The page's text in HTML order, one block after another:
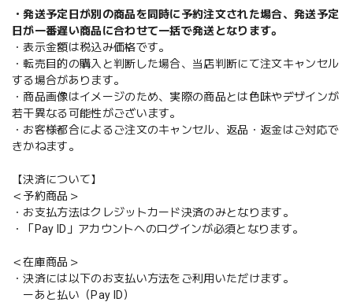
・発送予定日が別の商品を同時に予約注文された場合、発送予定
日が一番遅い商品に合わせて一括で発送となります。
・表示金額は税込み価格です。
・転売目的の購入と判断した場合、当店判断にて注文キャンセル
する場合があります。
・商品画像はイメージのため、実際の商品とは色味やデザインが
若干異なる可能性がございます。
・お客様都合によるご注文のキャンセル、返品・返金はご対応で
きかねます。
【決済について】
＜予約商品＞
・お支払方法はクレジットカード決済のみとなります。
・「Pay ID」アカウントへのログインが必須となります。
＜在庫商品＞
・決済には以下のお支払い方法をご利用いただけます。
ーあと払い（Pay ID）